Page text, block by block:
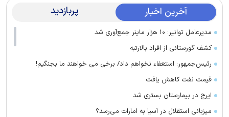
آخرین اخبار پربازدید
مدیرعامل توانیر: ۱۰ هزار ماینر جمع‌آوری شد
کشف گورستانی از افراد بالارتبه
رئیس‌جمهور: استعفاء نخواهم داد/ برخی می خواهند ما بجنگیم!
قیمت نفت کاهش یافت
ایرج در بیمارستان بستری شد
میزبانی استقلال در آسیا به امارات می‌رسد؟